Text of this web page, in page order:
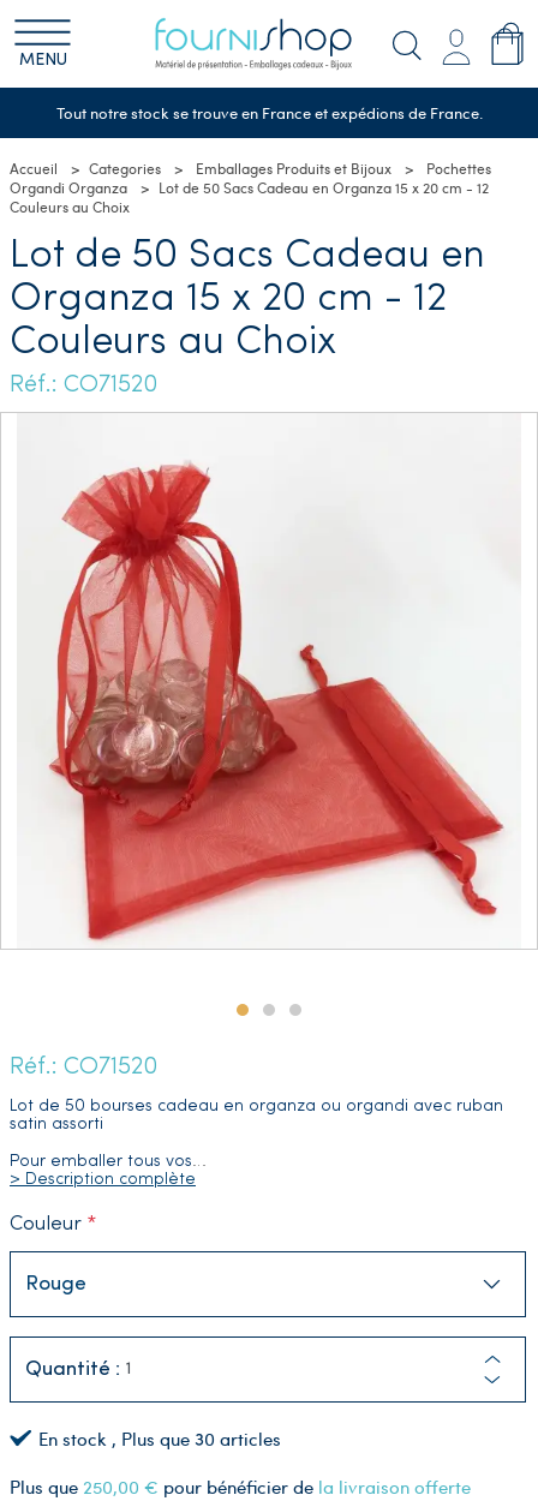
MENU
Tout notre stock se trouve en France et expédions de France.
Accueil Categories Emballages Produits et Bijoux
Pochettes
Organdi Organza
Lot de 50 Sacs Cadeau en Organza 15 x 20 cm - 12
Couleurs au Choix
Lot de 50 Sacs Cadeau en
Organza 15 x 20 cm - 12
Couleurs au Choix
Réf.: CO71520
Réf.: CO71520
Lot de 50 bourses cadeau en organza ou organdi avec ruban
satin assorti
Pour emballer tous vos…
> Description complète
Couleur
Quantité :
En stock , Plus que 30 articles
Plus que 250,00 € pour bénéficier de la livraison offerte